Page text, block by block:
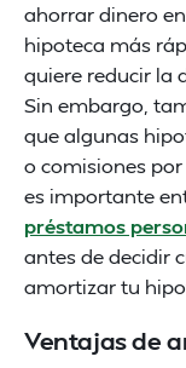
ahorrar dinero
hipoteca más
quiere reducir la
Sin embargo,
que algunas
o comisiones
es importante
préstamos
antes de decidir
amortizar tu
Ventajas de